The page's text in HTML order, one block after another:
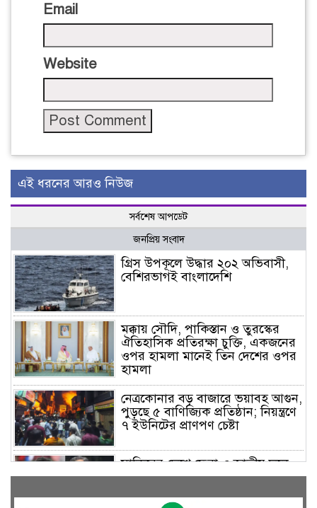
Email
Website
এই ধরনের আরও নিউজ
সর্বশেষ আপডেট
জনপ্রিয় সংবাদ
গ্রিস উপকূলে উদ্ধার ২০২ অভিবাসী,
বেশিরভাগই বাংলাদেশি
মক্কায় সৌদি, পাকিস্তান ও তুরস্কের
ঐতিহাসিক প্রতিরক্ষা চুক্তি, একজনের
ওপর হামলা মানেই তিন দেশের ওপর
হামলা
নেত্রকোনার বড় বাজারে ভয়াবহ আগুন,
পুড়ছে ৫ বাণিজ্যিক প্রতিষ্ঠান; নিয়ন্ত্রণে
৭ ইউনিটের প্রাণপণ চেষ্টা
সাকিবের দেশে ফেরা ও জাতীয় দলে
ফেরার সম্ভাবনা নেই, ইঙ্গিত ক্রীড়া